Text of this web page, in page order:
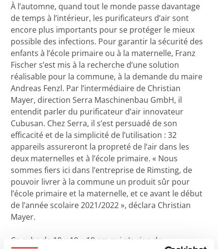
À l’automne, quand tout le monde passe davantage
de temps à l’intérieur, les purificateurs d’air sont
encore plus importants pour se protéger le mieux
possible des infections. Pour garantir la sécurité des
enfants à l’école primaire ou à la maternelle, Franz
Fischer s’est mis à la recherche d’une solution
réalisable pour la commune, à la demande du maire
Andreas Fenzl. Par l’intermédiaire de Christian
Mayer, direction Serra Maschinenbau GmbH, il
entendit parler du purificateur d’air innovateur
Cubusan. Chez Serra, il s’est persuadé de son
efficacité et de la simplicité de l’utilisation : 32
appareils assureront la propreté de l’air dans les
deux maternelles et à l’école primaire. « Nous
sommes fiers ici dans l’entreprise de Rimsting, de
pouvoir livrer à la commune un produit sûr pour
l’école primaire et la maternelle, et ce avant le début
de l’année scolaire 2021/2022 », déclara Christian
Mayer.
Ce cube de 19 x 19 x 19 cm qui n’a rien de